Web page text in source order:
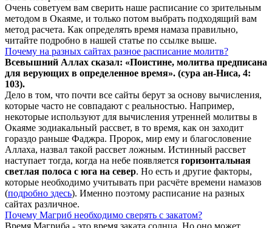
Очень советуем вам сверить наше расписание со зрительным
методом в Окаяме, и только потом выбрать подходящий вам
метод расчета. Как определять время намаза правильно,
читайте подробно в нашей статье по ссылке выше.
Почему на разных сайтах разное расписание молитв?
Всевышний Аллах сказал: «Поистине, молитва предписана
для верующих в определенное время». (сура ан-Ниса, 4:
103).
Дело в том, что почти все сайты берут за основу вычисления,
которые часто не совпадают с реальностью. Например,
некоторые используют для вычисления утренней молитвы в
Окаяме зодиакальный рассвет, в то время, как он заходит
гораздо раньше Фаджра. Пророк, мир ему и благословение
Аллаха, назвал такой рассвет ложным. Истинный рассвет
наступает тогда, когда на небе появляется горизонтальная
светлая полоса с юга на север. Но есть и другие факторы,
которые необходимо учитывать при расчёте времени намазов
(подробно здесь). Именно поэтому расписание на разных
сайтах различное.
Почему Магриб необходимо сверять с закатом?